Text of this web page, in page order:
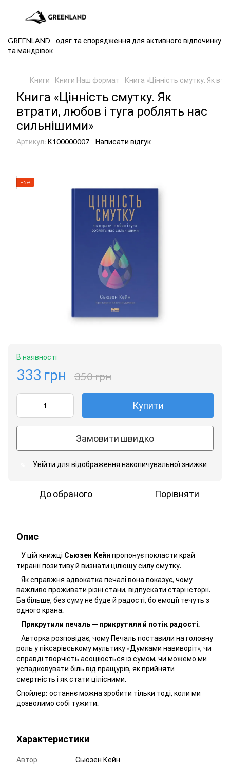
GREENLAND - одяг та спорядження для активного відпочинку
та мандрівок
Книги Книги Наш формат Книга «Цінність смутку. Як
Книга «Цінність смутку. Як
втрати, любов і туга роблять нас
сильнішими»
Артикул: К100000007 Написати відгук
−5%
В наявності
333 грн 350 грн
Купити
Замовити швидко
Увійти для відображення накопичувальної знижки
До обраного Порівняти
Опис
У цій книжці Сьюзен Кейн пропонує покласти край
тиранії позитиву й визнати цілющу силу смутку.
Як справжня адвокатка печалі вона показує, чому
важливо проживати різні стани, відпускати старі історії.
Ба більше, без суму не буде й радості, бо емоції течуть з
одного крана.
Прикрутили печаль — прикрутили й потік радості.
Авторка розповідає, чому Печаль поставили на головну
роль у піксарівському мультику «Думками навиворіт», чи
справді творчість асоціюється із сумом, чи можемо ми
успадковувати біль від пращурів, як прийняти
смертність і як стати цілісними.
Спойлер: останнє можна зробити тільки тоді, коли ми
дозволимо собі тужити.
Характеристики
Автор
Сьюзен Кейн